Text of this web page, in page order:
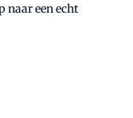
naar een echt